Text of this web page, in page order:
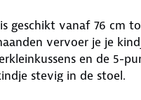
geschikt vanaf 76 cm
vervoer je je
en de 5-
stevig in de stoel.